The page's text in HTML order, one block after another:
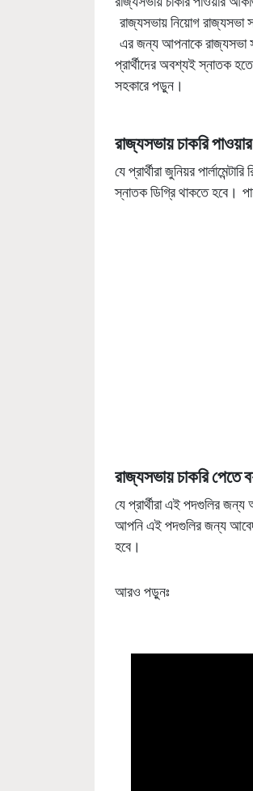
রাজ্যসভায় নিয়োগ রাজ্যসভা
এর জন্য আপনাকে রাজ্যসভা
প্রার্থীদের অবশ্যই স্নাতক
সহকারে পড়ুন।
রাজ্যসভায় চাকরি
যে প্রার্থীরা জুনিয়র
স্নাতক ডিগ্রি থাকতে হবে।
রাজ্যসভায় চাকরি পেতে
যে প্রার্থীরা এই পদগুলির
আপনি এই পদগুলির জন্য
হবে।
আরও পড়ুনঃ